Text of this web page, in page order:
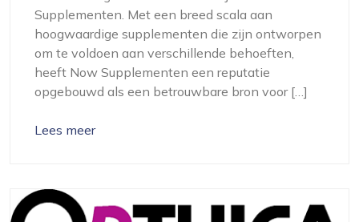
Supplementen. Met een breed scala aan
hoogwaardige supplementen die zijn ontworpen
om te voldoen aan verschillende behoeften,
heeft Now Supplementen een reputatie
opgebouwd als een betrouwbare bron voor […]
Lees meer